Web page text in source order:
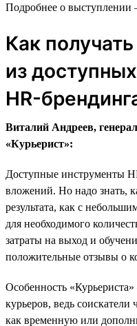
Подробнее о
Как
из
HR-
Виталий Андреев,
«Курьерист»:
Доступные инструменты
вложений. Но надо знать,
результата, как с
для необходимого
затраты на выход и
положительные отзывы о
Особенность
курьеров, ведь соискатели
как временную или